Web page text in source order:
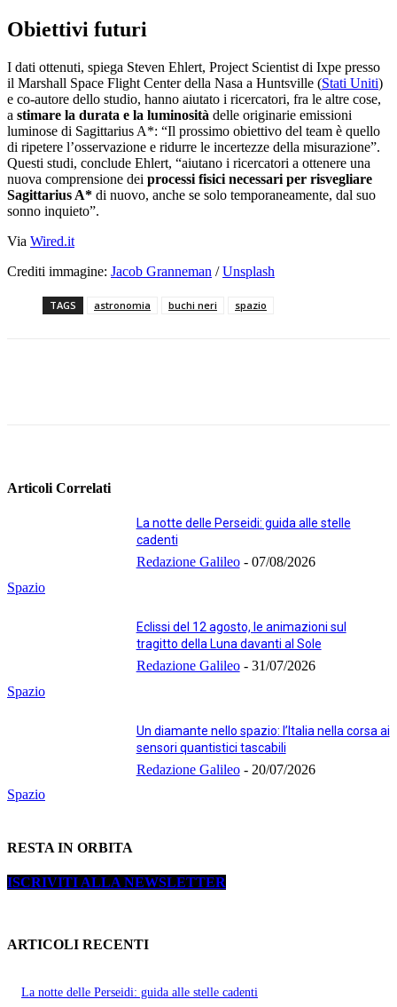
Obiettivi futuri
I dati ottenuti, spiega Steven Ehlert, Project Scientist di Ixpe presso
il Marshall Space Flight Center della Nasa a Huntsville (Stati Uniti)
e co-autore dello studio, hanno aiutato i ricercatori, fra le altre cose,
a stimare la durata e la luminosità delle originarie emissioni
luminose di Sagittarius A*: “Il prossimo obiettivo del team è quello
di ripetere l’osservazione e ridurre le incertezze della misurazione”.
Questi studi, conclude Ehlert, “aiutano i ricercatori a ottenere una
nuova comprensione dei processi fisici necessari per risvegliare
Sagittarius A* di nuovo, anche se solo temporaneamente, dal suo
sonno inquieto”.
Via Wired.it
Crediti immagine: Jacob Granneman /Unsplash
TAGS astronomia buchi neri spazio
Articoli Correlati
Spazio
La notte delle Perseidi: guida alle stelle
cadenti
Redazione Galileo - 07/08/2026
Spazio
Eclissi del 12 agosto, le animazioni sul
tragitto della Luna davanti al Sole
Redazione Galileo - 31/07/2026
Spazio
Un diamante nello spazio: l’Italia nella corsa ai
sensori quantistici tascabili
Redazione Galileo - 20/07/2026
RESTA IN ORBITA
ISCRIVITI ALLA NEWSLETTER
ARTICOLI RECENTI
La notte delle Perseidi: guida alle stelle cadenti